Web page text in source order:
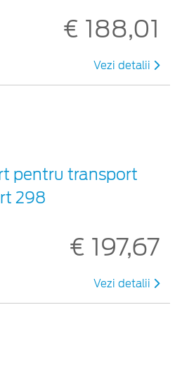
€ 188,01
Vezi detalii
pentru transport
298
€ 197,67
Vezi detalii